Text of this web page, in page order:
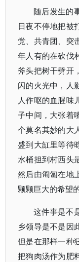
随后发生的
日夜不停地把被
党、共青团、突
年人有的在砍伐
斧头把树干劈开
闪的火光中，人
人作呕的血腥味
子中间，大张着
个莫名其妙的大
盛到大缸里等待
水桶担到村西头
然后由匍匐在地
颗颗巨大的希望
这件事是不
乡领导是不是因
但是在那样一种
把狗肉汤作为肥